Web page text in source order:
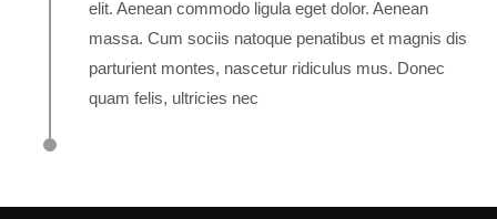
elit. Aenean commodo ligula eget dolor. Aenean
massa. Cum sociis natoque penatibus et magnis dis
parturient montes, nascetur ridiculus mus. Donec
quam felis, ultricies nec